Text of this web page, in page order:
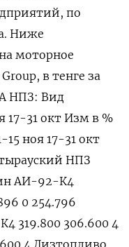
по
Ниже
моторное
в тенге за
НПЗ: Вид
17-31 окт Изм в %
15 ноя 17-31 окт
НПЗ
АИ-92-К4
0 254.796
319.800 306.600 4